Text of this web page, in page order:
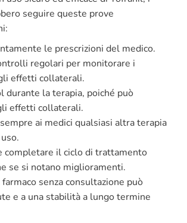
seguire queste prove
le prescrizioni del medico.
regolari per monitorare i
effetti collaterali.
durante la terapia, poiché può
effetti collaterali.
ai medici qualsiasi altra terapia
completare il ciclo di trattamento
se si notano miglioramenti.
senza consultazione può
e a una stabilità a lungo termine